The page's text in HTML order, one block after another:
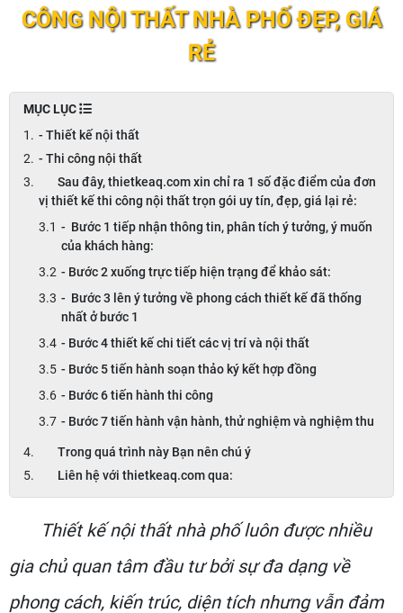
CÔNG NỘI THẤT NHÀ PHỐ ĐẸP, GIÁ
RẺ
MỤC LỤC
- Thiết kế nội thất
- Thi công nội thất
Sau đây, thietkeaq.com xin chỉ ra 1 số đặc điểm của đơn
vị thiết kế thi công nội thất trọn gói uy tín, đẹp, giá lại rẻ:
- Bước 1 tiếp nhận thông tin, phân tích ý tưởng, ý muốn
của khách hàng:
- Bước 2 xuống trực tiếp hiện trạng để khảo sát:
- Bước 3 lên ý tưởng về phong cách thiết kế đã thống
nhất ở bước 1
- Bước 4 thiết kế chi tiết các vị trí và nội thất
- Bước 5 tiến hành soạn thảo ký kết hợp đồng
- Bước 6 tiến hành thi công
- Bước 7 tiến hành vận hành, thử nghiệm và nghiệm thu
Trong quá trình này Bạn nên chú ý
Liên hệ với thietkeaq.com qua:
Thiết kế nội thất nhà phố luôn được nhiều
gia chủ quan tâm đầu tư bởi sự đa dạng về
phong cách, kiến trúc, diện tích nhưng vẫn đảm